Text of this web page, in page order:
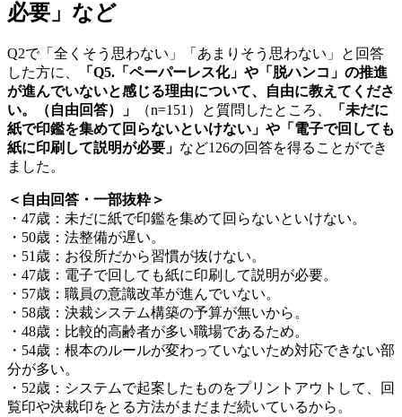
必要」など
Q2で「全くそう思わない」「あまりそう思わない」と回答
した方に、
「Q5.「ペーパーレス化」や「脱ハンコ」の推進
が進んでいないと感じる理由について、自由に教えてくださ
い。（自由回答）」
（n=151）と質問したところ、
「未だに
紙で印鑑を集めて回らないといけない」や「電子で回しても
紙に印刷して説明が必要」 など126の回答を得ることができ
ました。
＜自由回答・一部抜粋＞
・47歳：未だに紙で印鑑を集めて回らないといけない。
・50歳：法整備が遅い。
・51歳：お役所だから習慣が抜けない。
・47歳：電子で回しても紙に印刷して説明が必要。
・57歳：職員の意識改革が進んでいない。
・58歳：決裁システム構築の予算が無いから。
・48歳：比較的高齢者が多い職場であるため。
・54歳：根本のルールが変わっていないため対応できない部
分が多い。
・52歳：システムで起案したものをプリントアウトして、回
覧印や決裁印をとる方法がまだまだ続いているから。